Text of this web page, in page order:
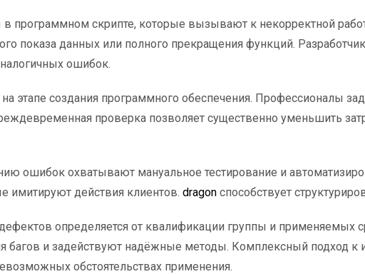
программном скрипте, которые вызывают к некорректной
показа данных или полного прекращения функций.
ошибок.
на этапе создания программного обеспечения. Профессионалы
проверка позволяет существенно уменьшить
ошибок охватывают мануальное тестирование и
имитируют действия клиентов. dragon способствует
определяется от квалификации группы и
багов и задействуют надёжные методы. Комплексный подход к
обстоятельствах применения.